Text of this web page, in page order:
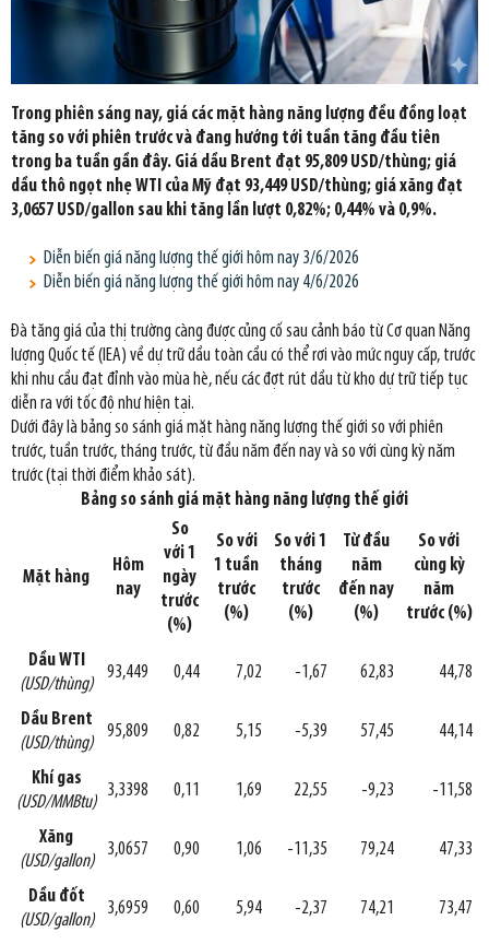
Trong phiên sáng nay, giá các mặt hàng năng lượng đều đồng loạt
tăng so với phiên trước và đang hướng tới tuần tăng đầu tiên
trong ba tuần gần đây. Giá dầu Brent đạt 95,809 USD/thùng; giá
dầu thô ngọt nhẹ WTI của Mỹ đạt 93,449 USD/thùng; giá xăng đạt
3,0657 USD/gallon sau khi tăng lần lượt 0,82%; 0,44% và 0,9%.
Diễn biến giá năng lượng thế giới hôm nay 3/6/2026
Diễn biến giá năng lượng thế giới hôm nay 4/6/2026
Đà tăng giá của thị trường càng được củng cố sau cảnh báo từ Cơ quan Năng
lượng Quốc tế (IEA) về dự trữ dầu toàn cầu có thể rơi vào mức nguy cấp, trước
khi nhu cầu đạt đỉnh vào mùa hè, nếu các đợt rút dầu từ kho dự trữ tiếp tục
diễn ra với tốc độ như hiện tại.
Dưới đây là bảng so sánh giá mặt hàng năng lượng thế giới so với phiên
trước, tuần trước, tháng trước, từ đầu năm đến nay và so với cùng kỳ năm
trước (tại thời điểm khảo sát).
Bảng so sánh giá mặt hàng năng lượng thế giới
Mặt hàng
Hôm
nay
So
với 1
ngày
trước
(%)
So với
1 tuần
trước
(%)
So với 1
tháng
trước
(%)
Từ đầu
năm
đến nay
(%)
So với
cùng kỳ
năm
trước (%)
Dầu WTI
(USD/thùng)
93,449 0,44 7,02 -1,67 62,83 44,78
Dầu Brent
(USD/thùng)
95,809 0,82 5,15 -5,39 57,45 44,14
Khí gas
(USD/MMBtu)
3,3398 0,11 1,69 22,55 -9,23 -11,58
Xăng
(USD/gallon)
3,0657 0,90 1,06 -11,35 79,24 47,33
Dầu đốt
(USD/gallon)
3,6959 0,60 5,94 -2,37 74,21 73,47